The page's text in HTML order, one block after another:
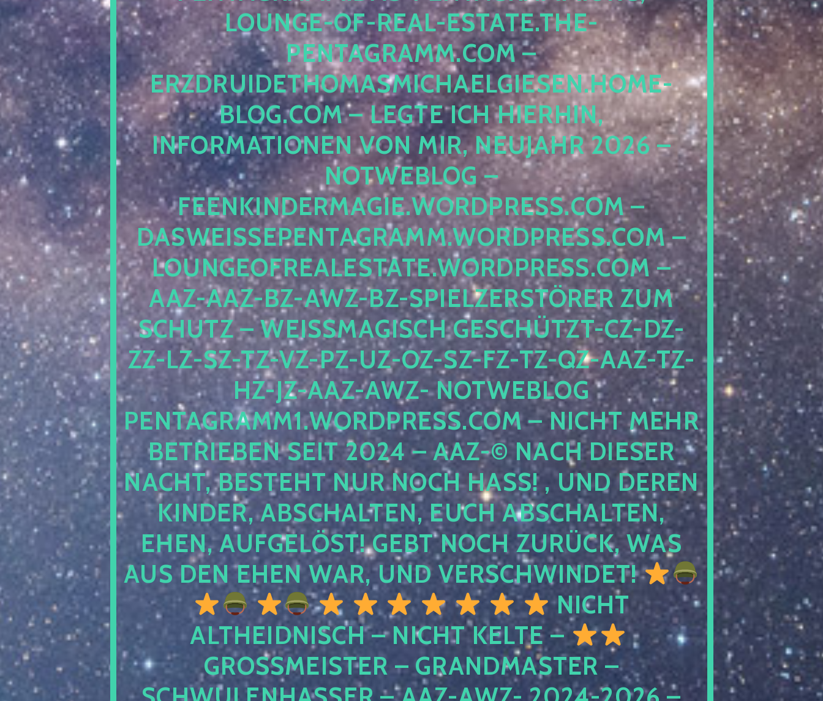
OUNGE-OF-REAL-ESTATE.THE-P
ENTAGRAMM.COM – E
RZDRUIDETHOMASMICHAELGIESEN.HOME-B
LOG.COM – LEGTE ICH HIERHIN, I
NFORMATIONEN VON MIR, NEUJAHR 2026 – N
OTWEBLOG – F
EENKINDERMAGIE.WORDPRESS.COM – D
ASWEISSEPENTAGRAMM.WORDPRESS.COM – L
OUNGEOFREALESTATE.WORDPRESS.COM – A
AZ-AAZ-BZ-AWZ-BZ-SPIELZERSTÖRER ZUM S
CHUTZ – WEISSMAGISCH GESCHÜTZT-CZ-DZ-ZZ
-LZ-SZ-TZ-VZ-PZ-UZ-OZ-SZ-FZ-TZ-QZ-AAZ-TZ-HZ
-JZ-AAZ-AWZ- NOTWEBLOG PE
NTAGRAMM1.WORDPRESS.COM – NICHT MEHR BE
TRIEBEN SEIT 2024 – AAZ-© NACH DIESER NA
CHT, BESTEHT NUR NOCH HASS! , UND DEREN KI
NDER, ABSCHALTEN, EUCH ABSCHALTEN, EH
EN, AUFGELÖST! GEBT NOCH ZURÜCK, WAS AU
S DEN EHEN WAR, UND VERSCHWINDET!
NICHT
ALTHEIDNISCH – NICHT KELTE –
GROSSMEISTER – GRANDMASTER – S